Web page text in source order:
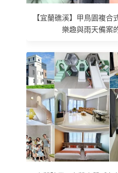
【宜蘭礁溪】甲鳥園複
樂趣與雨天備案